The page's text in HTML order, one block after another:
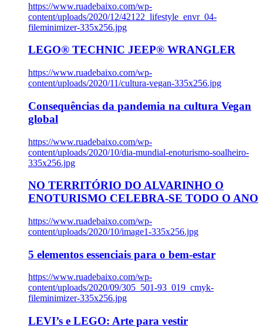
https://www.ruadebaixo.com/wp-
content/uploads/2020/12/42122_lifestyle_envr_04-
fileminimizer-335x256.jpg
LEGO® TECHNIC JEEP® WRANGLER
https://www.ruadebaixo.com/wp-
content/uploads/2020/11/cultura-vegan-335x256.jpg
Consequências da pandemia na cultura Vegan
global
https://www.ruadebaixo.com/wp-
content/uploads/2020/10/dia-mundial-enoturismo-soalheiro-
335x256.jpg
NO TERRITÓRIO DO ALVARINHO O
ENOTURISMO CELEBRA-SE TODO O ANO
https://www.ruadebaixo.com/wp-
content/uploads/2020/10/image1-335x256.jpg
5 elementos essenciais para o bem-estar
https://www.ruadebaixo.com/wp-
content/uploads/2020/09/305_501-93_019_cmyk-
fileminimizer-335x256.jpg
LEVI’s e LEGO: Arte para vestir